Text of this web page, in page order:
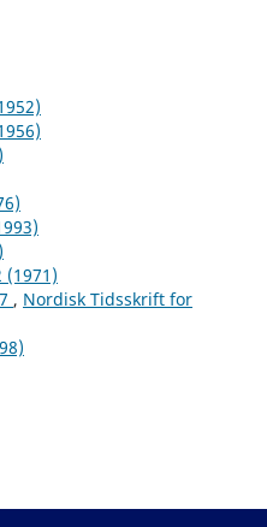
, Nordisk Tidsskrift for